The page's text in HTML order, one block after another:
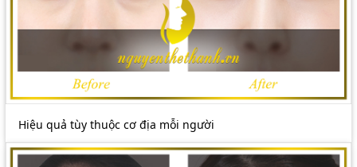
Hiệu quả tùy thuộc cơ địa mỗi người